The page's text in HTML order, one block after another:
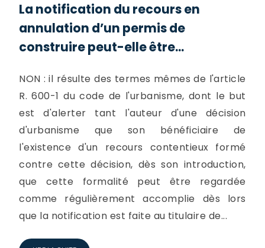
La notification du recours en
annulation d’un permis de
construire peut-elle être...
NON : il résulte des termes mêmes de l'article
R. 600-1 du code de l'urbanisme, dont le but
est d'alerter tant l'auteur d'une décision
d'urbanisme que son bénéficiaire de
l'existence d'un recours contentieux formé
contre cette décision, dès son introduction,
que cette formalité peut être regardée
comme régulièrement accomplie dès lors
que la notification est faite au titulaire de...